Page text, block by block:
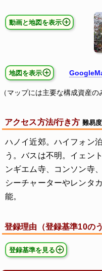
動画と地図を表示
地図を表示
（マップには主要な構成資産の
アクセス方法/行き方 難易
ハノイ近郊。ハイフォン
う。バスは不明。イェン
ンギエム寺、コンソン寺
シーチャーターやレンタ
能。
登録理由（登録基準10の
登録基準を見る